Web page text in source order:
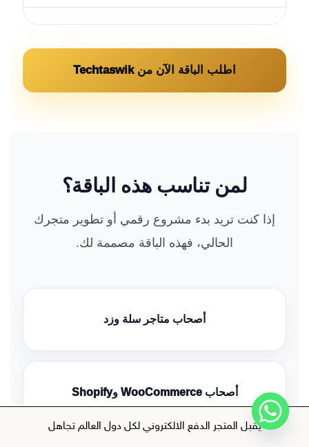
يقبل المتجر الدفع الالكتروني لكل دول العالمتجاهل
اطلب الباقة الآن من Techtaswik
لمن تناسب هذه الباقة؟
إذا كنت تريد بدء مشروع رقمي أو تطوير متجرك
الحالي، فهذه الباقة مصممة لك.
أصحاب متاجر سلة وزد
أصحاب WooCommerce وShopify